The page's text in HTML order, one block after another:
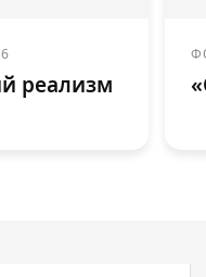
реализм